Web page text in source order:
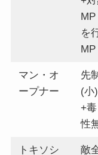
を
マン・オ
ープナー
先
(小)
+
性
トキソシ
敵